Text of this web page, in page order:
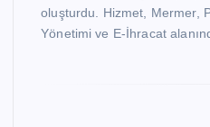
oluşturdu. Hizmet, Mermer,
Yönetimi ve E-İhracat